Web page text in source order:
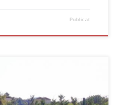
Publicat